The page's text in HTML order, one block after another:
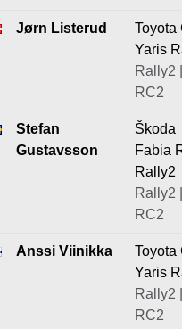
Jørn Listerud
Toyota
Yaris
Rally2 |
RC2
Stefan
Gustavsson
Škoda
Fabia
Rally2
Rally2 |
RC2
Anssi Viinikka
Toyota
Yaris
Rally2 |
RC2